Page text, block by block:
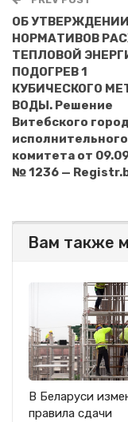
ОБ УТВЕРЖДЕНИИ
НОРМАТИВОВ
ТЕПЛОВОЙ
ПОДОГРЕВ 1
КУБИЧЕСКОГО
ВОДЫ. Решение
Витебского
исполнительного
комитета от
№ 1236 —
Вам также
В Беларуси
правила сдачи